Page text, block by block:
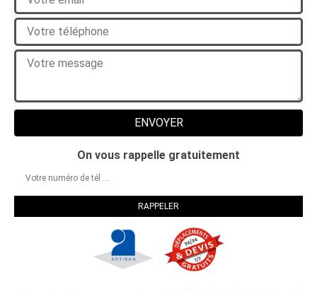
On vous rappelle gratuitement